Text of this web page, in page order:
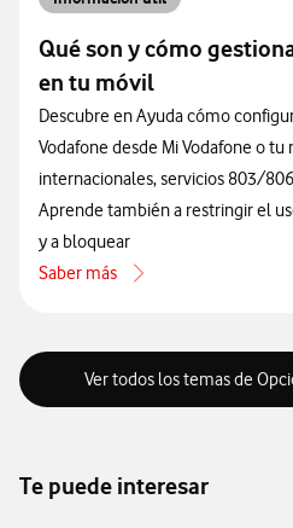
Qué son y cómo
en tu móvil
Descubre en Ayuda cómo
Vodafone desde Mi Vodafone o
internacionales, servicios 803/
Aprende también a restringir el
y a bloquear
Saber más
acerca de Qué son y cómo
Ver todos los temas de
Te puede interesar